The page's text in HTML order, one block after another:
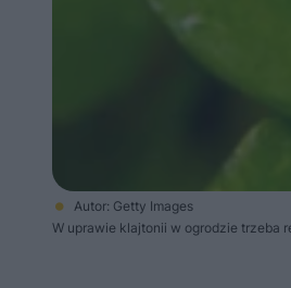
Autor: Getty Images
W uprawie klajtonii w ogrodzie trzeba